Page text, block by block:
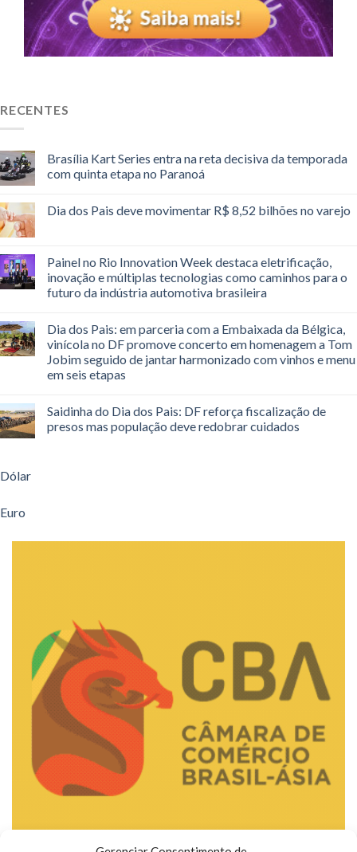
RECENTES
Brasília Kart Series entra na reta decisiva da temporada
com quinta etapa no Paranoá
Dia dos Pais deve movimentar R$ 8,52 bilhões no varejo
Painel no Rio Innovation Week destaca eletrificação,
inovação e múltiplas tecnologias como caminhos para o
futuro da indústria automotiva brasileira
Dia dos Pais: em parceria com a Embaixada da Bélgica,
vinícola no DF promove concerto em homenagem a Tom
Jobim seguido de jantar harmonizado com vinhos e menu
em seis etapas
Saidinha do Dia dos Pais: DF reforça fiscalização de
presos mas população deve redobrar cuidados
Dólar
Euro